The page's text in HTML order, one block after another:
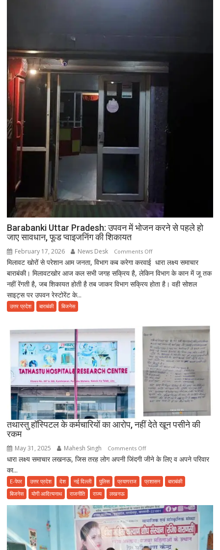
Barabanki Uttar Pradesh: उपवन में भोजन करने से पहले हो
जाए सावधान, फूड प्वाइजनिंग की शिकायत
February 17, 2026 News Desk Comments Offon
Barabanki
Uttar
Pradesh:
करने
से
पहले
हो
जाए
सावधान,
फूड
प्वाइजनिंग
की
शिकायत
मिलावट खोरों से परेशान आम जनता, विभाग कब करेगा करवाई धारा लक्ष्य समाचार
बाराबंकी। मिलावटखोर आज कल सभी जगह सक्रिय है, लेकिन विभाग के कान में जू तक
नहीं रेंगती है, जब शिकायत होती है तब जाकर विभाग सक्रिय होता है। वही सोशल
साइट्स पर उपवन रेस्टोरेंट के...
उत्तर प्रदेश बाराबंकी बिजनेस
तथास्तु हॉस्पिटल के कर्मचारियों का आरोप, नहीं देते खून पसीने की
रकम
May 31, 2025 Mahesh Singh Comments Offon
तथास्तु
के
आरोप,
नहीं
देते
खून
धारा लक्ष्य समाचार लखनऊ, जिस तरह लोग अपनी जिंदगी जीने के लिए व अपने परिवार
का...
E-पेपर उत्तर प्रदेश देश नई दिल्ली पुलिस प्रयागराज प्रशासन
बाराबंकी
बिजनेस
योगी आदित्यनाथ राजनीति राज्य लखनऊ